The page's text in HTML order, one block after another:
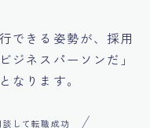
できる姿勢が、採用
ジネスパーソンだ」
なります。
して転職成功